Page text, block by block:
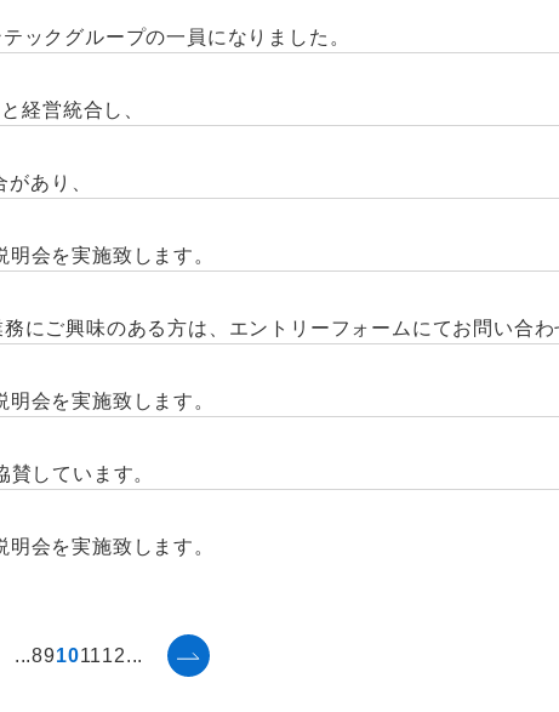
ックグループの一員になりました。
経営統合し、
あり、
会を実施致します。
にご興味のある方は、エントリーフォームにてお問い合
会を実施致します。
しています。
会を実施致します。
...89101112...